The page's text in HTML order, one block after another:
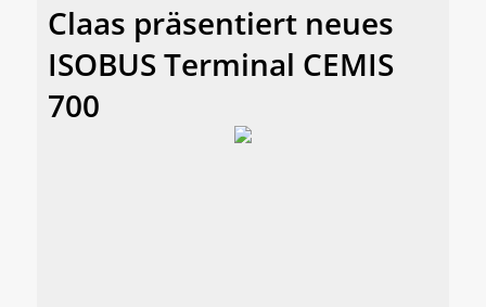
Claas präsentiert neues
ISOBUS Terminal CEMIS
700